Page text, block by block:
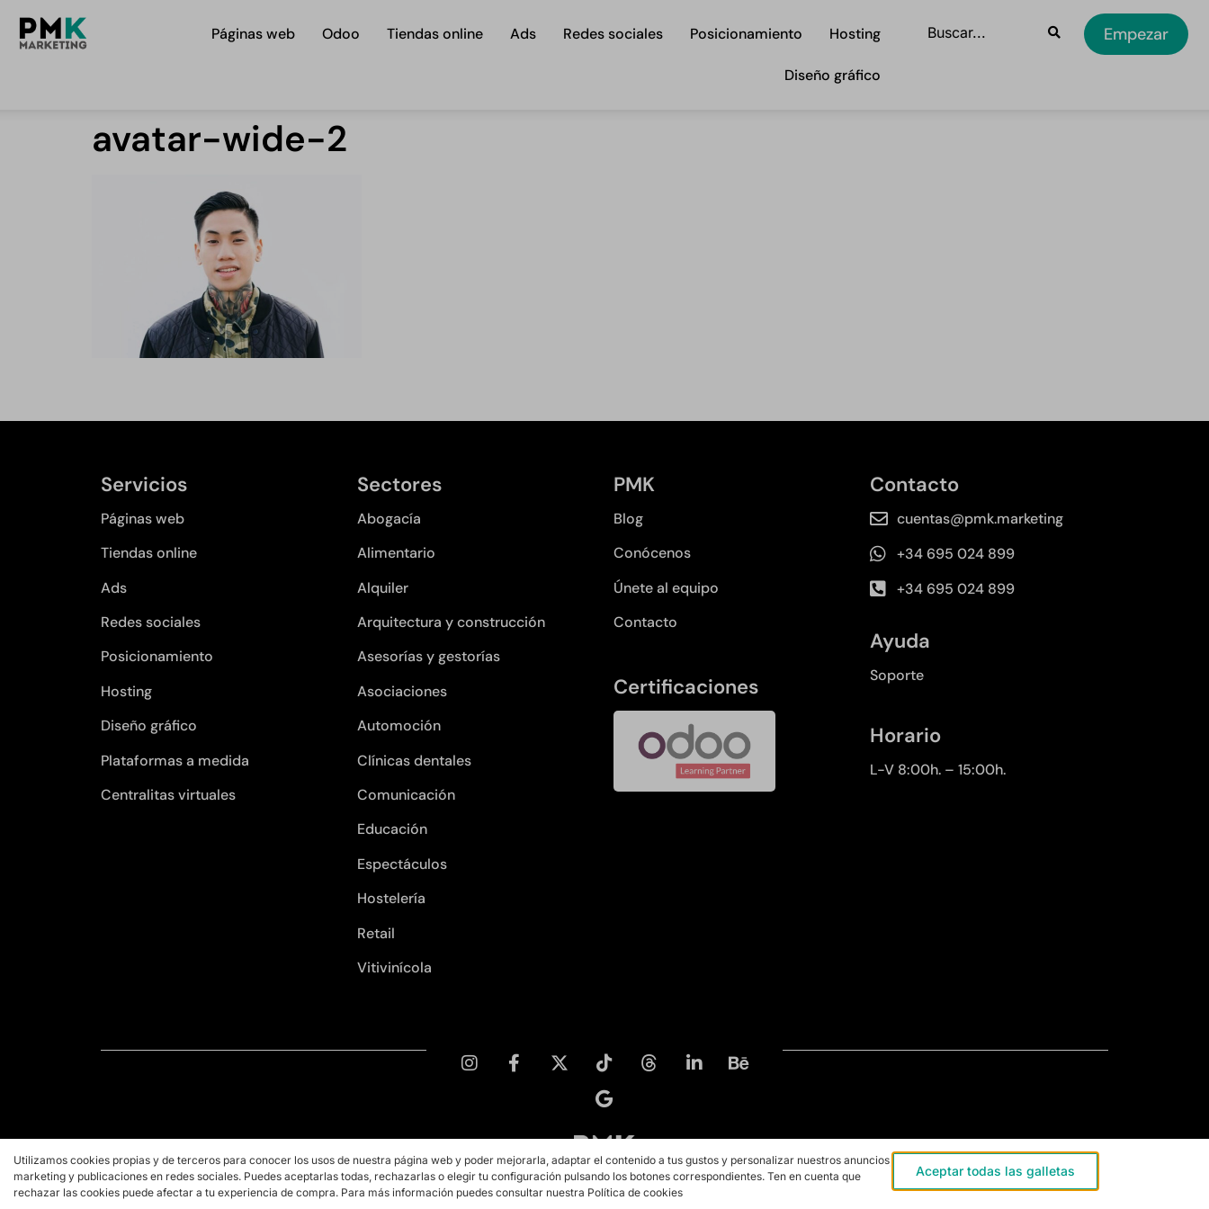
Páginas web Odoo Tiendas online Ads Redes sociales Posicionamiento Hosting
Diseño gráfico
Empezar
avatar-wide-2
Servicios
Páginas web
Tiendas online
Ads
Redes sociales
Posicionamiento
Hosting
Diseño gráfico
Plataformas a medida
Centralitas virtuales
Sectores
Abogacía
Alimentario
Alquiler
Arquitectura y construcción
Asesorías y gestorías
Asociaciones
Automoción
Clínicas dentales
Comunicación
Educación
Espectáculos
Hostelería
Retail
Vitivinícola
PMK
Blog
Conócenos
Únete al equipo
Contacto
Certificaciones
Contacto
cuentas@pmk.marketing
+34 695 024 899
+34 695 024 899
Ayuda
Soporte
Horario
L-V 8:00h. – 15:00h.
Copyright © 2026 PMK MARKETING
Utilizamos cookies propias y de terceros para conocer los usos de nuestra página web y poder mejorarla, adaptar el contenido a tus gustos y personalizar nuestros anuncios,
marketing y publicaciones en redes sociales. Puedes aceptarlas todas, rechazarlas o elegir tu configuración pulsando los botones correspondientes. Ten en cuenta que
rechazar las cookies puede afectar a tu experiencia de compra. Para más información puedes consultar nuestra Política de cookies
Aceptar todas las galletas